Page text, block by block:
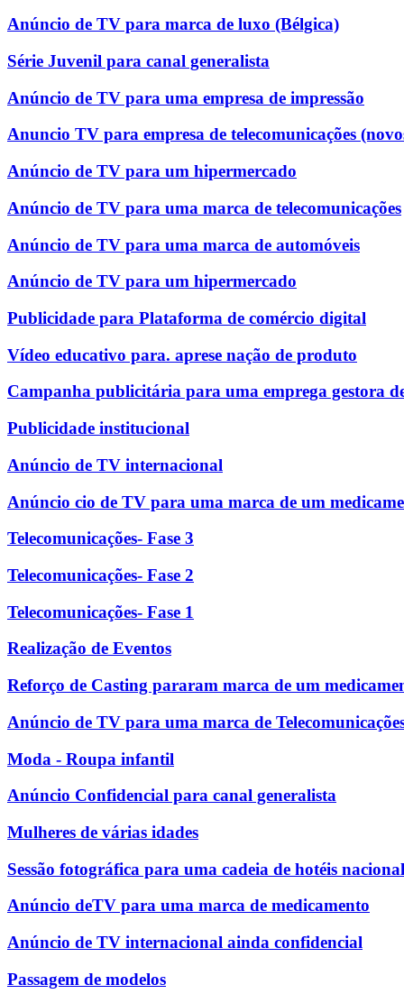
Anúncio de TV para marca de luxo (Bélgica)
Série Juvenil para canal generalista
Anúncio de TV para uma empresa de impressão
Anuncio TV para empresa de telecomunicações
Anúncio de TV para um hipermercado
Anúncio de TV para uma marca de telecomunicações
Anúncio de TV para uma marca de automóveis
Anúncio de TV para um hipermercado
Publicidade para Plataforma de comércio digital
Vídeo educativo para. aprese nação de produto
Campanha publicitária para uma emprega gestora
Publicidade institucional
Anúncio de TV internacional
Anúncio cio de TV para uma marca de um
Telecomunicações- Fase 3
Telecomunicações- Fase 2
Telecomunicações- Fase 1
Realização de Eventos
Reforço de Casting pararam marca de um
Anúncio de TV para uma marca de
Moda - Roupa infantil
Anúncio Confidencial para canal generalista
Mulheres de várias idades
Sessão fotográfica para uma cadeia de hotéis nacional
Anúncio deTV para uma marca de medicamento
Anúncio de TV internacional ainda confidencial
Passagem de modelos